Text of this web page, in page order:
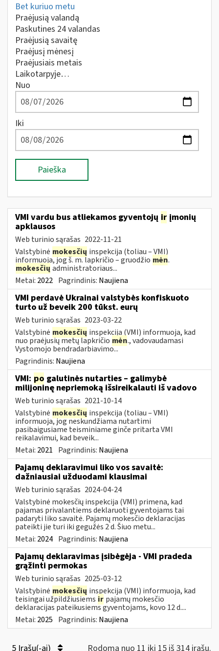
Bet kuriuo metu
Praėjusią valandą
Paskutines 24 valandas
Praėjusią savaitę
Praėjusį mėnesį
Praėjusiais metais
Laikotarpyje…
Nuo
Iki
Paieška
VMI vardu bus atliekamos gyventojų ir įmonių
apklausos
Web turinio sąrašas 2022-11-21
Valstybinė mokesčių inspekcija (toliau – VMI)
informuoja, jog š. m. lapkričio – gruodžio mėn.
mokesčių administratoriaus...
Metai: 2022 Pagrindinis: Naujiena
VMI perdavė Ukrainai valstybės konfiskuoto
turto už beveik 200 tūkst. eurų
Web turinio sąrašas 2023-03-22
Valstybinė mokesčių inspekcija (VMI) informuoja, kad
nuo praėjusių metų lapkričio mėn., vadovaudamasi
Vystomojo bendradarbiavimo...
Pagrindinis: Naujiena
VMI: po galutinės nutarties – galimybė
milijoninę nepriemoką išsireikalauti iš vadovo
Web turinio sąrašas 2021-10-14
Valstybinė mokesčių inspekcija (toliau – VMI)
informuoja, jog neskundžiama nutartimi
pasibaigusiame teisminiame ginče pritarta VMI
reikalavimui, kad beveik...
Metai: 2021 Pagrindinis: Naujiena
Pajamų deklaravimui liko vos savaitė:
dažniausiai užduodami klausimai
Web turinio sąrašas 2024-04-24
Valstybinė mokesčių inspekcija (VMI) primena, kad
pajamas privalantiems deklaruoti gyventojams tai
padaryti liko savaitė. Pajamų mokesčio deklaracijas
pateikti jie turi iki gegužės 2 d. Šiuo metu...
Metai: 2024 Pagrindinis: Naujiena
Pajamų deklaravimas įsibėgėja - VMI pradeda
grąžinti permokas
Web turinio sąrašas 2025-03-12
Valstybinė mokesčių inspekcija (VMI) informuoja, kad
teisingai užpildžiusiems ir pajamų mokesčio
deklaracijas pateikusiems gyventojams, kovo 12 d....
Metai: 2025 Pagrindinis: Naujiena
5 Įrašų(-ai) Rodoma nuo 11 iki 15 iš 314 irašų.